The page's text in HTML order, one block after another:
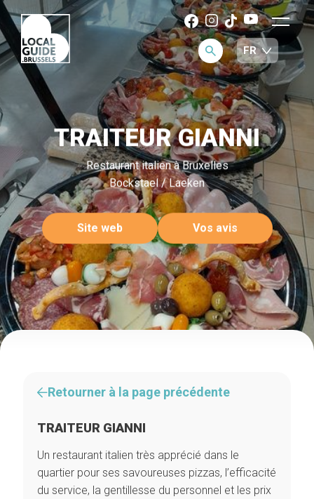
TRAITEUR GIANNI
Restaurant italien à Bruxelles
Bockstael / Laeken
Site web Vos avis
Retourner à la page précédente
TRAITEUR GIANNI
Un restaurant italien très apprécié dans le
quartier pour ses savoureuses pizzas, l’efficacité
du service, la gentillesse du personnel et les prix